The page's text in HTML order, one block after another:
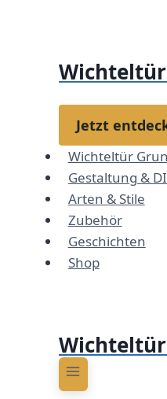
Jetzt
Wichteltür
Gestaltung &
Arten & Stile
Zubehör
Geschichten
Shop